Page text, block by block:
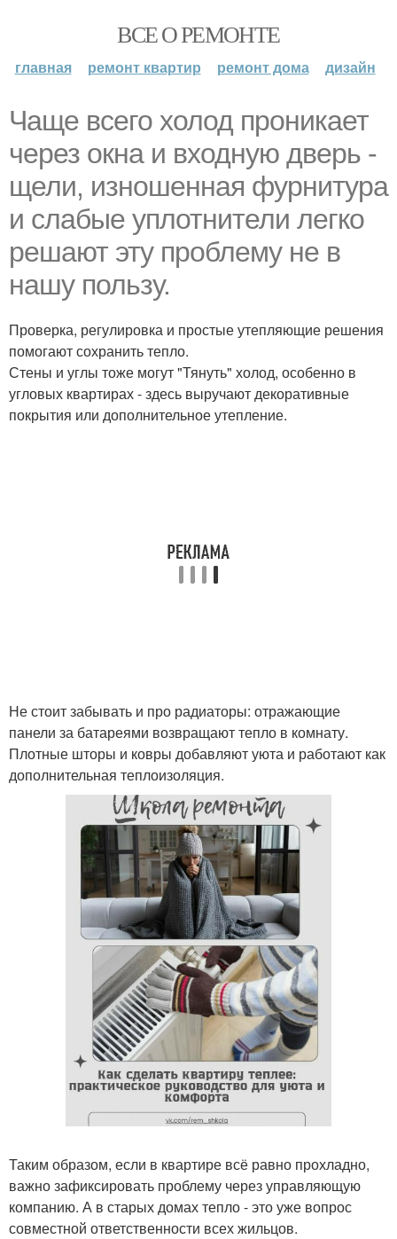
ВСЕ О РЕМОНТЕ
главная ремонт квартир ремонт дома дизайн
Чаще всего холод проникает
через окна и входную дверь -
щели, изношенная фурнитура
и слабые уплотнители легко
решают эту проблему не в
нашу пользу.
Проверка, регулировка и простые утепляющие решения
помогают сохранить тепло.
Стены и углы тоже могут "Тянуть" холод, особенно в
угловых квартирах - здесь выручают декоративные
покрытия или дополнительное утепление.
Не стоит забывать и про радиаторы: отражающие
панели за батареями возвращают тепло в комнату.
Плотные шторы и ковры добавляют уюта и работают как
дополнительная теплоизоляция.
Таким образом, если в квартире всё равно прохладно,
важно зафиксировать проблему через управляющую
компанию. А в старых домах тепло - это уже вопрос
совместной ответственности всех жильцов.